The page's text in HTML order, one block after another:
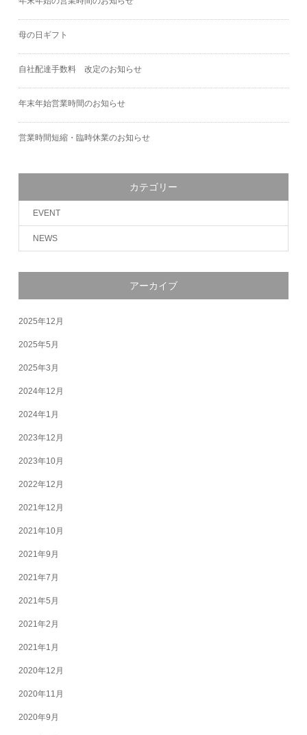
母の日ギフト
自社配達手数料 改定のお知らせ
年末年始営業時間のお知らせ
営業時間短縮・臨時休業のお知らせ
カテゴリー
EVENT
NEWS
アーカイブ
2025年12月
2025年5月
2025年3月
2024年12月
2024年1月
2023年12月
2023年10月
2022年12月
2021年12月
2021年10月
2021年9月
2021年7月
2021年5月
2021年2月
2021年1月
2020年12月
2020年11月
2020年9月